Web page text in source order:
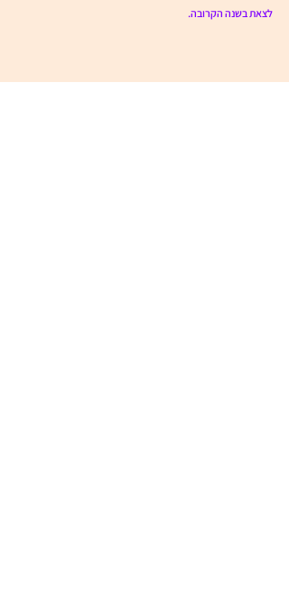
לצאת בשנה הקרובה.